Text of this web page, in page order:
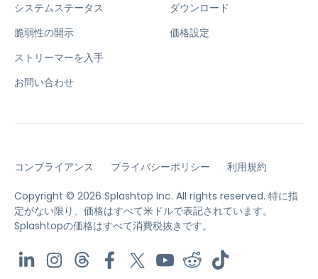
システムステータス
脆弱性の開示
ストリーマーを入手
お問い合わせ
ダウンロード
価格設定
コンプライアンス プライバシーポリシー 利用規約
Copyright © 2026 Splashtop Inc. All rights reserved. 特に指
定がない限り、価格はすべて米ドルで表記されています。
Splashtopの価格はすべて消費税抜きです。